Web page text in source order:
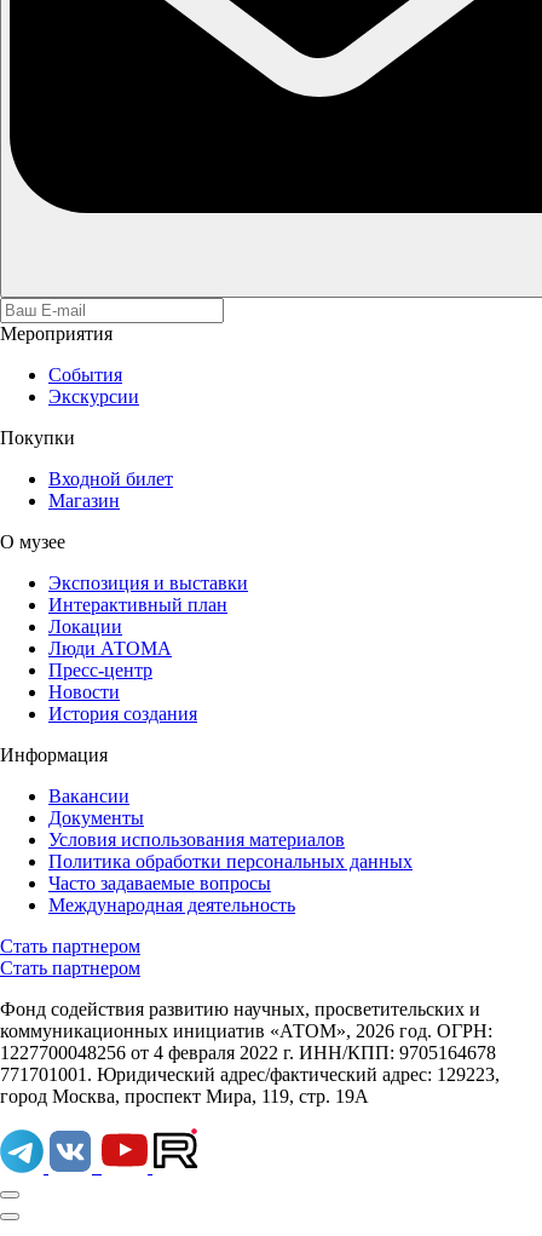
Мероприятия
События
Экскурсии
Покупки
Входной билет
Магазин
О музее
Экспозиция и выставки
Интерактивный план
Локации
Люди АТОМА
Пресс-центр
Новости
История создания
Информация
Вакансии
Документы
Условия использования материалов
Политика обработки персональных данных
Часто задаваемые вопросы
Международная деятельность
Стать партнером
Стать партнером
Фонд содействия развитию научных, просветительских и
коммуникационных инициатив «АТОМ», 2026 год. ОГРН:
1227700048256 от 4 февраля 2022 г. ИНН/КПП: 9705164678
771701001. Юридический адрес/фактический адрес: 129223,
город Москва, проспект Мира, 119, стр. 19А